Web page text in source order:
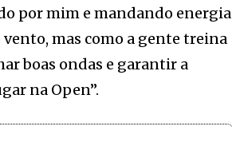
por mim e mandando energia
mas como a gente treina
boas ondas e garantir a
na Open”.